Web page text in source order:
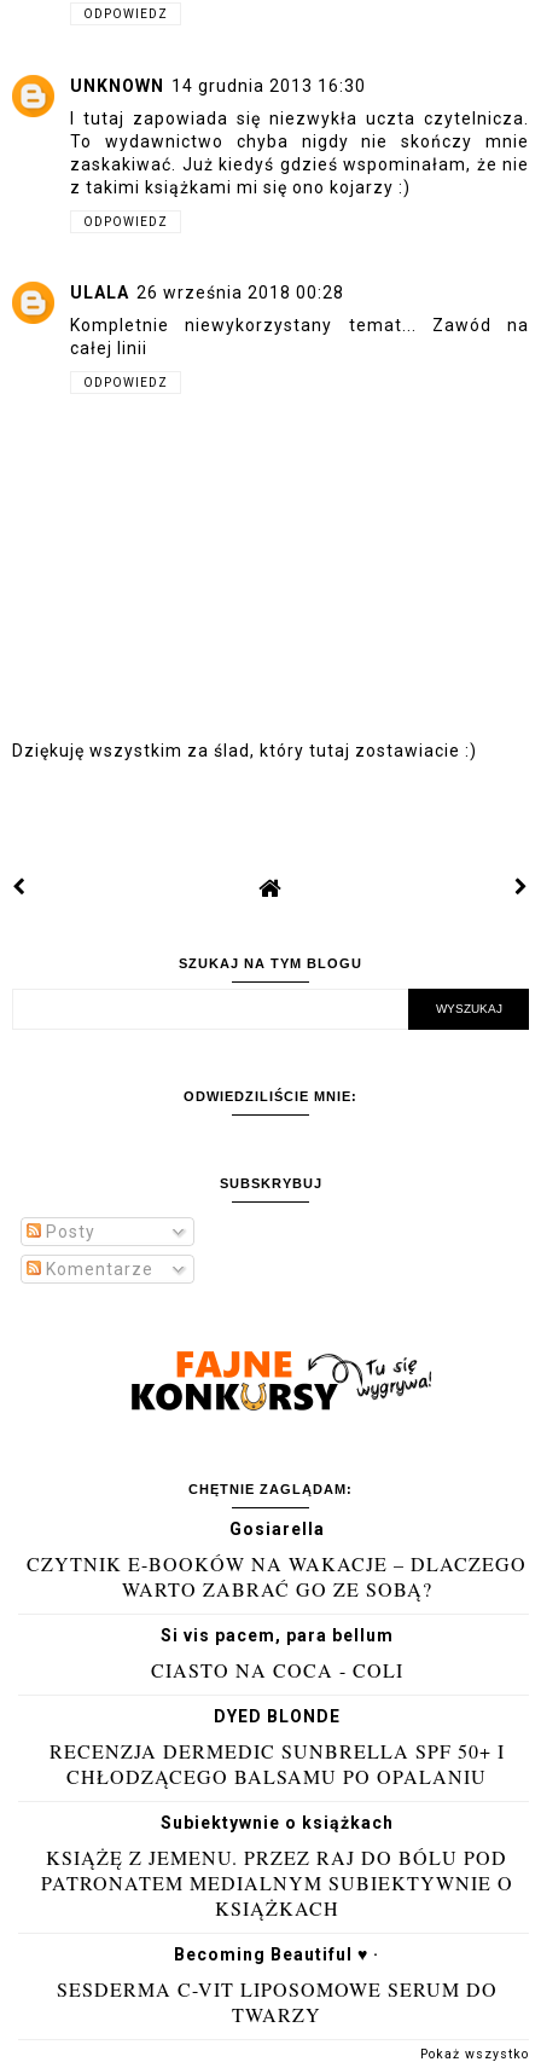
ODPOWIEDZ
UNKNOWN 14 grudnia 2013 16:30
I tutaj zapowiada się niezwykła uczta czytelnicza.
To wydawnictwo chyba nigdy nie skończy mnie
zaskakiwać. Już kiedyś gdzieś wspominałam, że nie
z takimi książkami mi się ono kojarzy :)
ODPOWIEDZ
ULALA 26 września 2018 00:28
Kompletnie niewykorzystany temat... Zawód na
całej linii
ODPOWIEDZ
Dziękuję wszystkim za ślad, który tutaj zostawiacie :)
SZUKAJ NA TYM BLOGU
ODWIEDZILIŚCIE MNIE:
SUBSKRYBUJ
Posty
Komentarze
CHĘTNIE ZAGLĄDAM:
Gosiarella
CZYTNIK E-BOOKÓW NA WAKACJE – DLACZEGO
WARTO ZABRAĆ GO ZE SOBĄ?
Si vis pacem, para bellum
CIASTO NA COCA - COLI
DYED BLONDE
RECENZJA DERMEDIC SUNBRELLA SPF 50+ I
CHŁODZĄCEGO BALSAMU PO OPALANIU
Subiektywnie o książkach
KSIĄŻĘ Z JEMENU. PRZEZ RAJ DO BÓLU POD
PATRONATEM MEDIALNYM SUBIEKTYWNIE O
KSIĄŻKACH
Becoming Beautiful ♥ ·
SESDERMA C-VIT LIPOSOMOWE SERUM DO
TWARZY
Pokaż wszystko